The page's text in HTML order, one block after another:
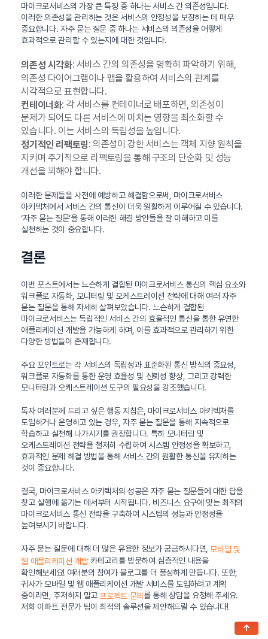
마이크로서비스의 가장 큰 특징 중 하나는 서비스 간 의존성입니다.
이러한 의존성을 관리하는 것은 서비스의 안정성을 보장하는 데 매우
중요합니다. 자주 묻는 질문 중 하나는 서비스의 의존성을 어떻게
효과적으로 관리할 수 있는지에 대한 것입니다.
의존성 시각화: 서비스 간의 의존성을 명확히 파악하기 위해,
의존성 다이어그램이나 맵을 활용하여 서비스의 관계를
시각적으로 표현합니다.
컨테이너화: 각 서비스를 컨테이너로 배포하면, 의존성이
문제가 되어도 다른 서비스에 미치는 영향을 최소화할 수
있습니다. 이는 서비스의 독립성을 높입니다.
정기적인 리팩토링: 의존성이 강한 서비스는 객체 지향 원칙을
지키며 주기적으로 리팩토링을 통해 구조의 단순화 및 성능
개선을 꾀해야 합니다.
이러한 문제들을 사전에 예방하고 해결함으로써, 마이크로서비스
아키텍처에서 서비스 간의 통신이 더욱 원활하게 이루어질 수 있습니다.
‘자주 묻는 질문’을 통해 이러한 해결 방안들을 잘 이해하고 이를
실천하는 것이 중요합니다.
결론
이번 포스트에서는 느슨하게 결합된 마이크로서비스 통신의 핵심 요소와
워크플로 자동화, 모니터링 및 오케스트레이션 전략에 대해 여러 자주
묻는 질문을 통해 자세히 살펴보았습니다. 느슨하게 결합된
마이크로서비스는 독립적인 서비스 간의 효율적인 통신을 통한 유연한
애플리케이션 개발을 가능하게 하며, 이를 효과적으로 관리하기 위한
다양한 방법들이 존재합니다.
주요 포인트로는 각 서비스의 독립성과 표준화된 통신 방식의 중요성,
워크플로 자동화를 통한 운영 효율성 및 신뢰성 향상, 그리고 강력한
모니터링과 오케스트레이션 도구의 필요성을 강조했습니다.
독자 여러분께 드리고 싶은 행동 지침은, 마이크로서비스 아키텍처를
도입하거나 운영하고 있는 경우, 자주 묻는 질문을 통해 지속적으로
학습하고 실천해 나가시기를 권장합니다. 특히 모니터링 및
오케스트레이션 전략을 철저히 수립하여 시스템 안정성을 확보하고,
효과적인 문제 해결 방법을 통해 서비스 간의 원활한 통신을 유지하는
것이 중요합니다.
결국, 마이크로서비스 아키텍처의 성공은 자주 묻는 질문들에 대한 답을
찾고 실행에 옮기는 데서부터 시작됩니다. 비즈니스 요구에 맞는 최적의
마이크로서비스 통신 전략을 구축하여 시스템의 성능과 안정성을
높여보시기 바랍니다.
자주 묻는 질문에 대해 더 많은 유용한 정보가 궁금하시다면, 모바일 및
웹 애플리케이션 개발카테고리를 방문하여 심층적인 내용을
확인해보세요! 여러분의 참여가 블로그를 더 풍성하게 만듭니다. 또한,
귀사가 모바일 및 웹 애플리케이션 개발 서비스를 도입하려고 계획
중이라면, 주저하지 말고 프로젝트 문의를 통해 상담을 요청해 주세요.
저희 이파트 전문가 팀이 최적의 솔루션을 제안해드릴 수 있습니다!
↑